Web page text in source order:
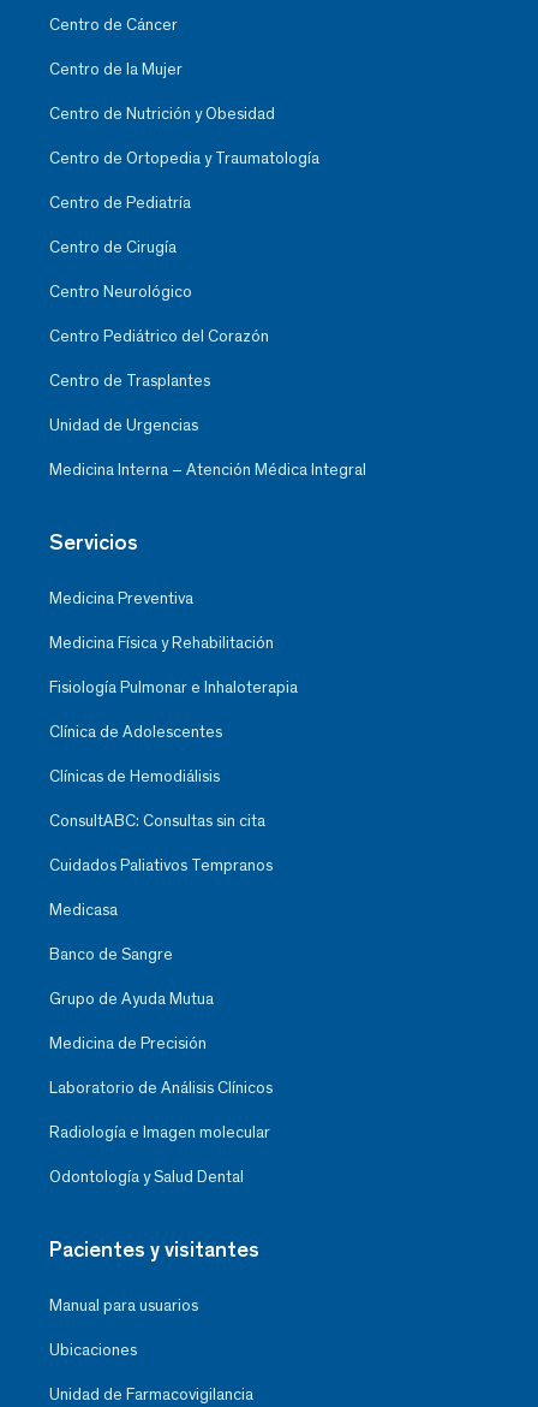
Centro de Cáncer
Centro de la Mujer
Centro de Nutrición y Obesidad
Centro de Ortopedia y Traumatología
Centro de Pediatría
Centro de Cirugía
Centro Neurológico
Centro Pediátrico del Corazón
Centro de Trasplantes
Unidad de Urgencias
Medicina Interna – Atención Médica Integral
Servicios
Medicina Preventiva
Medicina Física y Rehabilitación
Fisiología Pulmonar e Inhaloterapia
Clínica de Adolescentes
Clínicas de Hemodiálisis
ConsultABC: Consultas sin cita
Cuidados Paliativos Tempranos
Medicasa
Banco de Sangre
Grupo de Ayuda Mutua
Medicina de Precisión
Laboratorio de Análisis Clínicos
Radiología e Imagen molecular
Odontología y Salud Dental
Pacientes y visitantes
Manual para usuarios
Ubicaciones
Unidad de Farmacovigilancia